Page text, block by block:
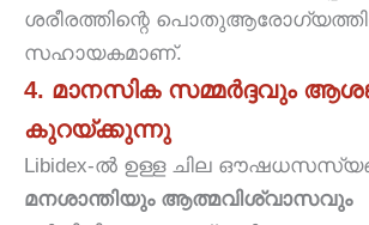
ശരീരത്തിന്റെ
സഹായകമാണ്.
4. മാനസിക സമ്മർദ്ദവും
കുറയ്‌ക്കുന്നു
Libidex-ൽ ഉള്ള ചില
മനശാന്തിയും ആത്മവിശ്വാസവും